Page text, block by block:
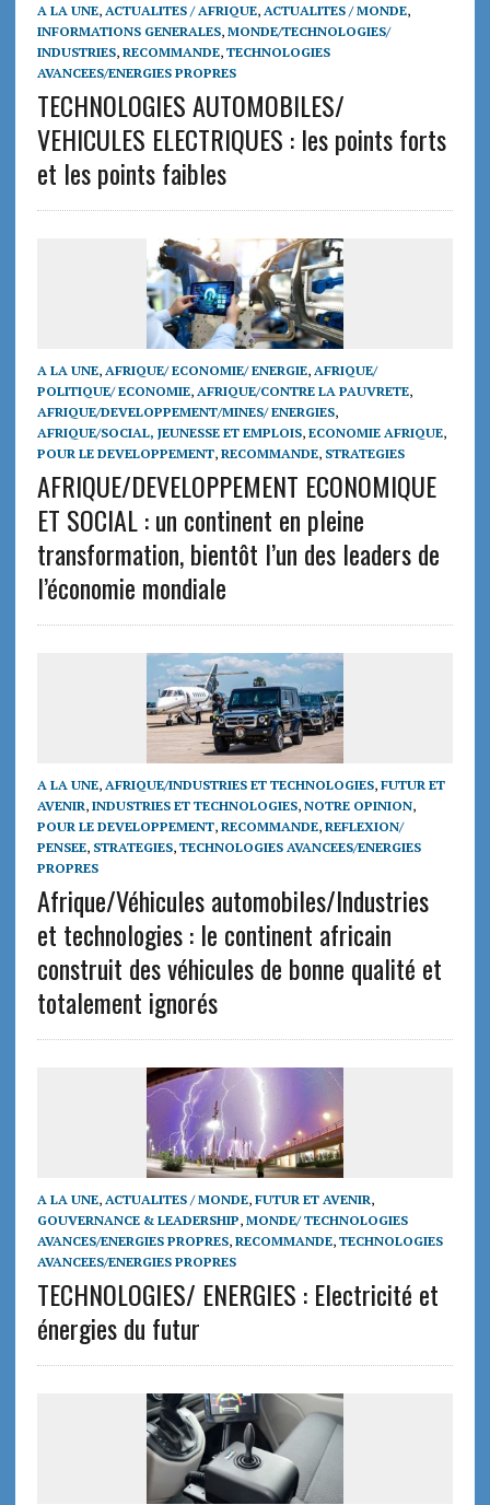
A LA UNE, ACTUALITES / AFRIQUE, ACTUALITES / MONDE,
INFORMATIONS GENERALES, MONDE/TECHNOLOGIES/
INDUSTRIES, RECOMMANDE, TECHNOLOGIES
AVANCEES/ENERGIES PROPRES
TECHNOLOGIES AUTOMOBILES/
VEHICULES ELECTRIQUES : les points forts
et les points faibles
A LA UNE, AFRIQUE/ ECONOMIE/ ENERGIE, AFRIQUE/
POLITIQUE/ ECONOMIE, AFRIQUE/CONTRE LA PAUVRETE,
AFRIQUE/DEVELOPPEMENT/MINES/ ENERGIES,
AFRIQUE/SOCIAL, JEUNESSE ET EMPLOIS, ECONOMIE AFRIQUE,
POUR LE DEVELOPPEMENT, RECOMMANDE, STRATEGIES
AFRIQUE/DEVELOPPEMENT ECONOMIQUE
ET SOCIAL : un continent en pleine
transformation, bientôt l’un des leaders de
l’économie mondiale
A LA UNE, AFRIQUE/INDUSTRIES ET TECHNOLOGIES, FUTUR ET
AVENIR, INDUSTRIES ET TECHNOLOGIES, NOTRE OPINION,
POUR LE DEVELOPPEMENT, RECOMMANDE, REFLEXION/
PENSEE, STRATEGIES, TECHNOLOGIES AVANCEES/ENERGIES
PROPRES
Afrique/Véhicules automobiles/Industries
et technologies : le continent africain
construit des véhicules de bonne qualité et
totalement ignorés
A LA UNE, ACTUALITES / MONDE, FUTUR ET AVENIR,
GOUVERNANCE & LEADERSHIP, MONDE/ TECHNOLOGIES
AVANCES/ENERGIES PROPRES, RECOMMANDE, TECHNOLOGIES
AVANCEES/ENERGIES PROPRES
TECHNOLOGIES/ ENERGIES : Electricité et
énergies du futur